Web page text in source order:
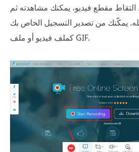
مقطع فيديو، يمكنك مشاهدته ثم
يمكّنك من تصدير التسجيل الخاص بك
كملف فيديو أو ملف GIF.